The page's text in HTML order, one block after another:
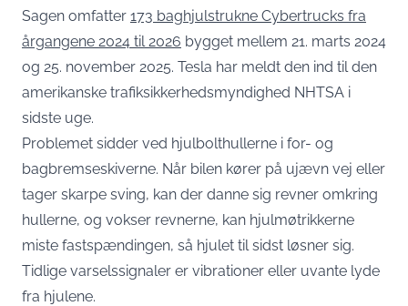
Sagen omfatter 173 baghjulstrukne Cybertrucks fra
årgangene 2024 til 2026 bygget mellem 21. marts 2024
og 25. november 2025. Tesla har meldt den ind til den
amerikanske trafiksikkerhedsmyndighed NHTSA i
sidste uge.
Problemet sidder ved hjulbolthullerne i for- og
bagbremseskiverne. Når bilen kører på ujævn vej eller
tager skarpe sving, kan der danne sig revner omkring
hullerne, og vokser revnerne, kan hjulmøtrikkerne
miste fastspændingen, så hjulet til sidst løsner sig.
Tidlige varselssignaler er vibrationer eller uvante lyde
fra hjulene.